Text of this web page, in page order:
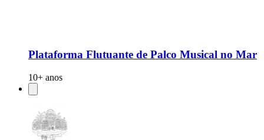
Plataforma Flutuante de Palco Musical no Mar
10+ anos